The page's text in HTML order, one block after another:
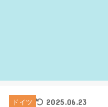
ドイツ 2025.06.23